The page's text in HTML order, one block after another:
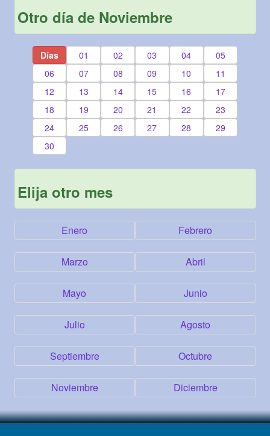
Otro día de Noviembre
Días 01 02 03 04
05
06
07 08 09 10
11
12
13 14 15 16
17
18
19 20 21 22
23
24
25 26 27 28
29
30
Elija otro mes
Enero Febrero
Marzo Abril
Mayo Junio
Julio Agosto
Septiembre Octubre
Noviembre Diciembre